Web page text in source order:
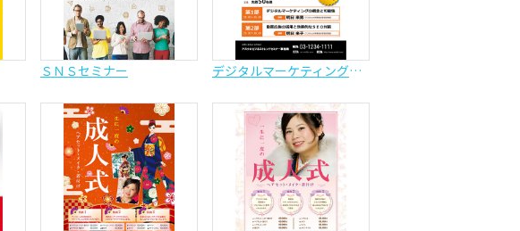
ＳＮＳセミナー デジタルマーケティングセミナー